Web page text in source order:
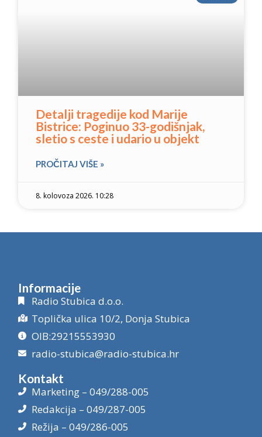
Detalji tragedije kod Marije
Bistrice: Poginuo 33-godišnjak,
sletio s ceste i udario u objekt
PROČITAJ VIŠE »
8. kolovoza 2026. 10:28
Informacije
Radio Stubica d.o.o.
Toplička ulica 10/2, Donja Stubica
OIB:29215553930
radio-stubica@radio-stubica.hr
Kontakt
Marketing – 049/288-005
Redakcija – 049/287-005
Režija – 049/286-005